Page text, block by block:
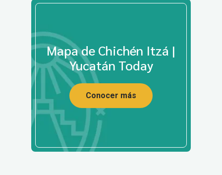
Mapa de Chichén Itzá |
Yucatán Today
Conocer más